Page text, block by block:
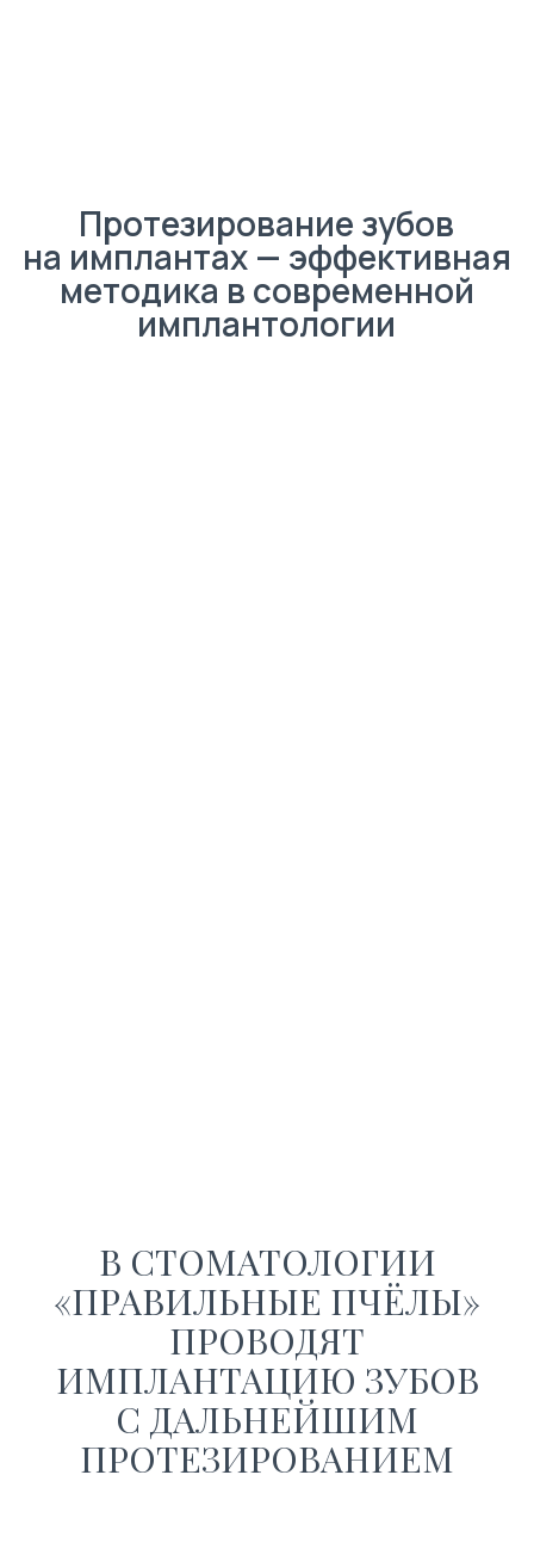
В СТОМАТОЛОГИИ
«ПРАВИЛЬНЫЕ ПЧЁЛЫ»
ПРОВОДЯТ
ИМПЛАНТАЦИЮ ЗУБОВ
С ДАЛЬНЕЙШИМ
ПРОТЕЗИРОВАНИЕМ